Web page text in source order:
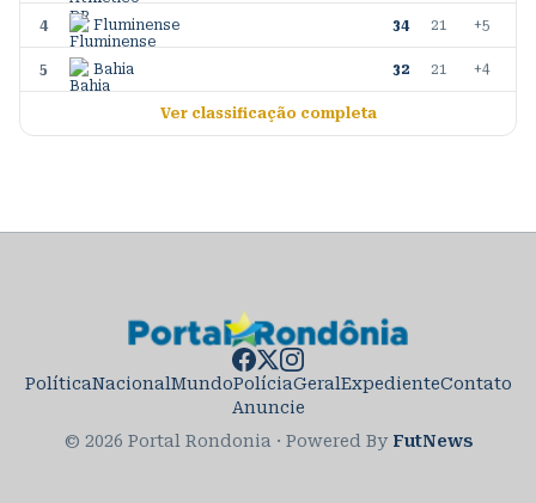
4 Fluminense 34 21 +5
5 Bahia 32 21 +4
Ver classificação completa
PolíticaNacionalMundoPolíciaGeralExpedienteContato
Anuncie
© 2026 Portal Rondonia · Powered By FutNews